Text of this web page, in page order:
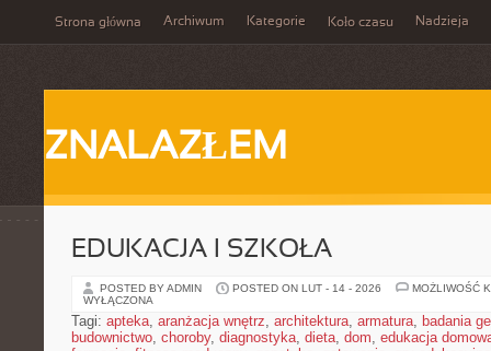
Strona główna Archiwum Kategorie Koło czasu Nadzieja
ZNALAZŁEM
EDUKACJA I SZKOŁA
POSTED BY ADMIN POSTED ON LUT - 14 - 2026
MOŻLIWOŚĆ
WYŁĄCZONA
Tagi: apteka, aranżacja wnętrz, architektura, armatura, badania
budownictwo, choroby, diagnostyka, dieta, dom, edukacja